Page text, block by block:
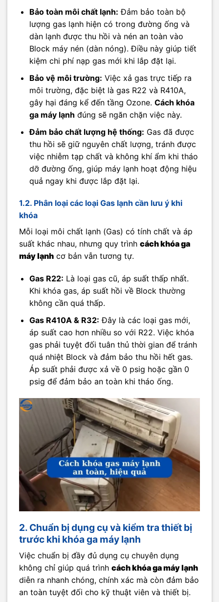
Bảo toàn môi chất lạnh: Đảm bảo toàn bộ
lượng gas lạnh hiện có trong đường ống và
dàn lạnh được thu hồi và nén an toàn vào
Block máy nén (dàn nóng). Điều này giúp tiết
kiệm chi phí nạp gas mới khi lắp đặt lại.
Bảo vệ môi trường: Việc xả gas trực tiếp ra
môi trường, đặc biệt là gas R22 và R410A,
gây hại đáng kể đến tầng Ozone. Cách khóa
ga máy lạnh đúng sẽ ngăn chặn việc này.
Đảm bảo chất lượng hệ thống: Gas đã được
thu hồi sẽ giữ nguyên chất lượng, tránh được
việc nhiễm tạp chất và không khí ẩm khi tháo
dỡ đường ống, giúp máy lạnh hoạt động hiệu
quả ngay khi được lắp đặt lại.
1.2. Phân loại các loại Gas lạnh cần lưu ý khi
khóa
Mỗi loại môi chất lạnh (Gas) có tính chất và áp
suất khác nhau, nhưng quy trình cách khóa ga
máy lạnh cơ bản vẫn tương tự.
Gas R22: Là loại gas cũ, áp suất thấp nhất.
Khi khóa gas, áp suất hồi về Block thường
không cần quá thấp.
Gas R410A & R32: Đây là các loại gas mới,
áp suất cao hơn nhiều so với R22. Việc khóa
gas phải tuyệt đối tuân thủ thời gian để tránh
quá nhiệt Block và đảm bảo thu hồi hết gas.
Áp suất phải được xả về 0 psig hoặc gần 0
psig để đảm bảo an toàn khi tháo ống.
2. Chuẩn bị dụng cụ và kiểm tra thiết bị
trước khi khóa ga máy lạnh
Việc chuẩn bị đầy đủ dụng cụ chuyên dụng
không chỉ giúp quá trình cách khóa ga máy lạnh
diễn ra nhanh chóng, chính xác mà còn đảm bảo
an toàn tuyệt đối cho kỹ thuật viên và thiết bị.